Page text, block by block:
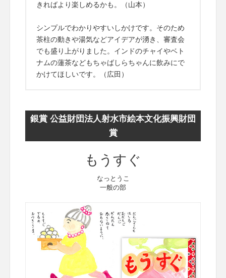
きればより楽しめるかも。（山本）
シンプルでわかりやすいしかけです。そのため
茶柱の動きや湯気などアイデアが湧き、審査会
でも盛り上がりました。インドのチャイやベト
ナムの蓮茶などもちゃばしらちゃんに飲みにで
かけてほしいです。（広田）
銀賞 公益財団法人射水市絵本文化振興財団
賞
もうすぐ
なっとうこ
一般の部